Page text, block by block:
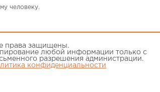
человеку.
права защищены.
любой информации только с
разрешения администрации.
конфиденциальности